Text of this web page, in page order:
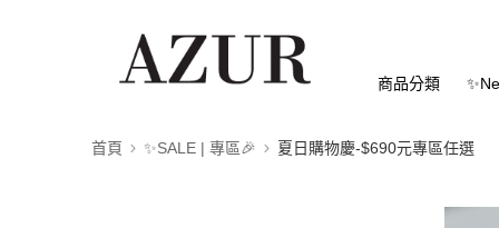
商品分類
首頁 ✨SALE | 專區🎉 夏日購物慶-$690元專區任選